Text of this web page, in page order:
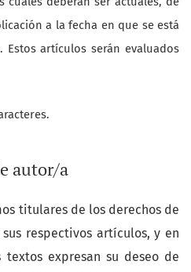
a la fecha en que se está
artículos serán evaluados
autor/a
titulares de los derechos de
respectivos artículos, y en
expresan su deseo de